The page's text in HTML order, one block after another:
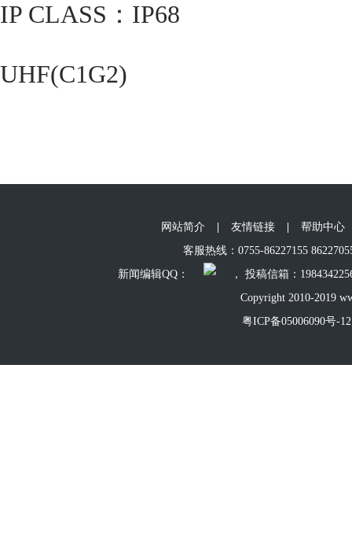
IP CLASS：IP68
UHF(C1G2)
网站简介 友情链接
帮助中心
客服热线：0755-86227155
新闻编辑QQ：
， 投稿信箱：
Copyright 2010-2019
粤ICP备05006090号-12